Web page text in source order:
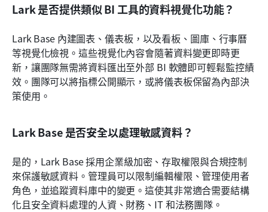
Lark 是否提供類似 BI 工具的資料視覺化功能？
Lark Base 內建圖表、儀表板，以及看板、圖庫、行事曆
等視覺化檢視。這些視覺化內容會隨著資料變更即時更
新，讓團隊無需將資料匯出至外部 BI 軟體即可輕鬆監控績
效。團隊可以將指標公開顯示，或將儀表板保留為內部決
策使用。
Lark Base 是否安全以處理敏感資料？
是的，Lark Base 採用企業級加密、存取權限與合規控制
來保護敏感資料。管理員可以限制編輯權限、管理使用者
角色，並追蹤資料庫中的變更。這使其非常適合需要結構
化且安全資料處理的人資、財務、IT 和法務團隊。